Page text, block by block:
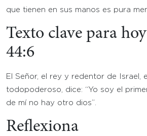
que tienen en sus manos es pura
Texto clave para
44:6
El Señor, el rey y redentor de Israel,
todopoderoso, dice: “Yo soy el
de mí no hay otro dios”.
Reflexiona